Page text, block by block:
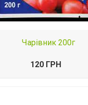
Чарівник 200г
120 ГРН